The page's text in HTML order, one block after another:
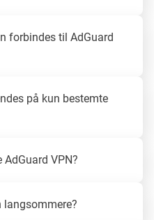
forbindes til AdGuard
på kun bestemte
VPN?
langsommere?